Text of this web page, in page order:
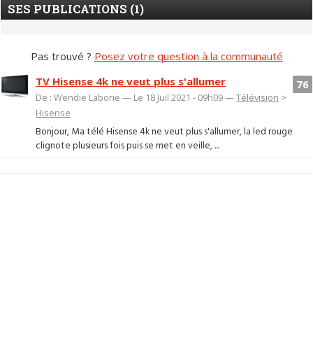
SES PUBLICATIONS (1)
Pas trouvé ? Posez votre question à la communauté
76
TV Hisense 4k ne veut plus s'allumer
De : Wendie Laborie — Le 18 Juil 2021 - 09h09 —Télévision >
Hisense
Bonjour, Ma télé Hisense 4k ne veut plus s'allumer, la led rouge
clignote plusieurs fois puis se met en veille, ...